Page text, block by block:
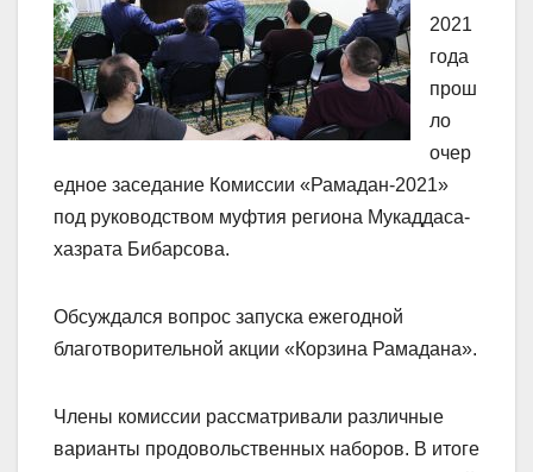
2021
года
прош
ло
очер
едное заседание Комиссии «Рамадан-2021»
под руководством муфтия региона Мукаддаса-
хазрата Бибарсова.
Обсуждался вопрос запуска ежегодной
благотворительной акции «Корзина Рамадана».
Члены комиссии рассматривали различные
варианты продовольственных наборов. В итоге